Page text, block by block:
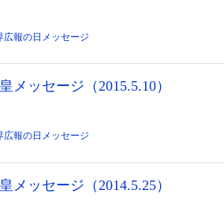
広報の日メッセージ
メッセージ（2015.5.10）
広報の日メッセージ
メッセージ（2014.5.25）